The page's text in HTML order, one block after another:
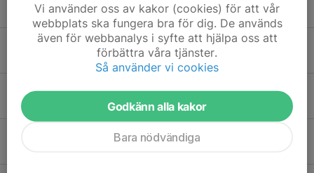
3 maj 2025 0
Ändring 16/3
13 mar 2025 0
Ändring tjejpass
0
Terminens sista tjejpass.
Vi använder oss av kakor (cookies) för att vår
webbplats ska fungera bra för dig. De används
även för webbanalys i syfte att hjälpa oss att
förbättra våra tjänster.
Så använder vi cookies
Godkänn alla kakor
Bara nödvändiga